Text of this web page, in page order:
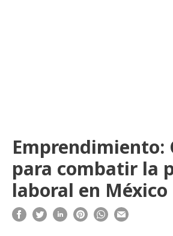
Emprendimiento:
para combatir la
laboral en México